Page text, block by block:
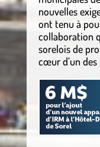
nouvelles
ont tenu à
collaboration
sorelois de
cœur d’un des